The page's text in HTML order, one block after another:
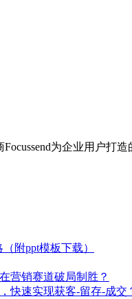
为企业用户打
附ppt模板下载）
营销赛道破局制胜？
快速实现获客-留存-成交